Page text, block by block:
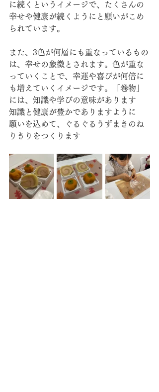
に続くというイメージで、たくさんの
幸せや健康が続くようにと願いがこめ
られています。
また、3色が何層にも重なっているもの
は、幸せの象徴とされます。色が重な
っていくことで、幸運や喜びが何倍に
も増えていくイメージです。「巻物」
には、知識や学びの意味があります
知識と健康が豊かでありますように
願いを込めて、ぐるぐるうずまきのね
りきりをつくります